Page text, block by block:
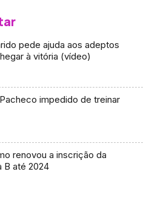
pede ajuda aos adeptos
à vitória (vídeo)
impedido de treinar
renovou a inscrição da
B até 2024